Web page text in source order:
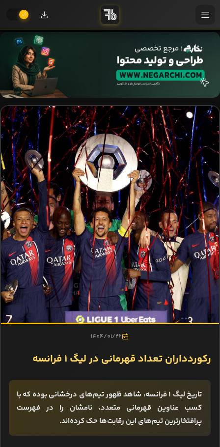
1404/01/26
رکوردداران تعداد قهرمانی در لیگ ۱ فرانسه
تاریخ لیگ ۱ فرانسه، شاهد ظهور تیم‌های درخشانی بوده که با
کسب عناوین قهرمانی متعدد، نامشان را در فهرست
پرافتخارترین تیم‌های این رقابت‌ها حک کرده‌اند.